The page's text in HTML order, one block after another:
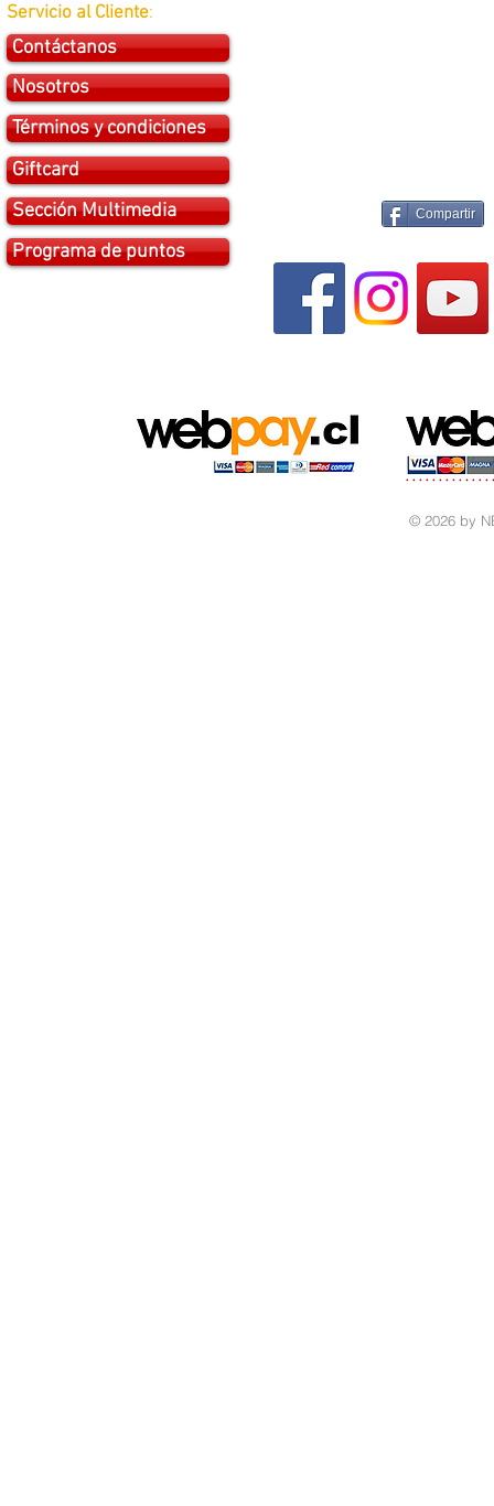
Servicio al Cliente:
Contáctanos
Nosotros
Términos y condiciones
Giftcard
Sección Multimedia
Programa de puntos
Compartir
© 2026 by